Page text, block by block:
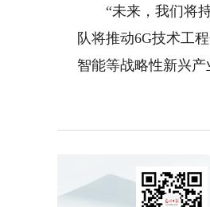
“未来，我们将持
队将推动6G技术工
智能等战略性新兴产